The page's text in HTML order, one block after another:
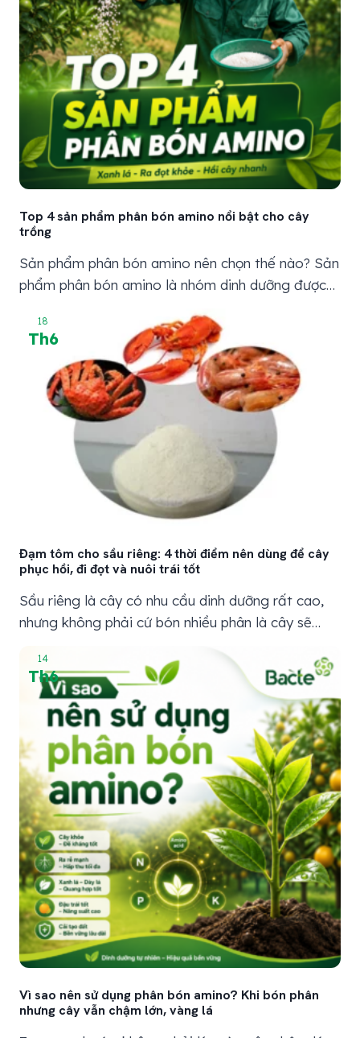
Top 4 sản phẩm phân bón amino nổi bật cho cây
trồng
Sản phẩm phân bón amino nên chọn thế nào? Sản
phẩm phân bón amino là nhóm dinh dưỡng được
sức, lá không xanh bền, đọt ra yếu hoặc trái nuôi
chậm. Nói dễ hiểu, amino giống như nhóm dinh
dưỡng giúp cây có thêm “sức”...
18
Th6
Đạm tôm cho sầu riêng: 4 thời điểm nên dùng để cây
phục hồi, đi đọt và nuôi trái tốt
Sầu riêng là cây có nhu cầu dinh dưỡng rất cao,
nhưng không phải cứ bón nhiều phân là cây sẽ
NPK, hữu cơ, trung vi lượng nhưng cây vẫn vàng
lá, đọt ra yếu, trái lớn chậm, rễ tơ ít hoặc phục
14
Th6
Vì sao nên sử dụng phân bón amino? Khi bón phân
nhưng cây vẫn chậm lớn, vàng lá